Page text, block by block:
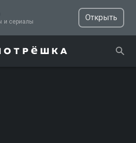
ТВ, фильмы и сериалы
Открыть